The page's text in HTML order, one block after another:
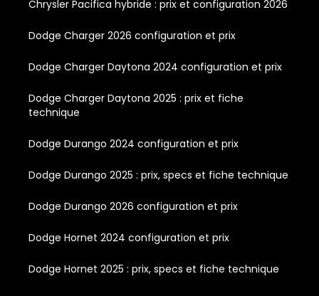
Chrysler Pacifica hybride : prix et configuration 2026
Dodge Charger 2026 configuration et prix
Dodge Charger Daytona 2024 configuration et prix
Dodge Charger Daytona 2025 : prix et fiche
technique
Dodge Durango 2024 configuration et prix
Dodge Durango 2025 : prix, specs et fiche technique
Dodge Durango 2026 configuration et prix
Dodge Hornet 2024 configuration et prix
Dodge Hornet 2025 : prix, specs et fiche technique